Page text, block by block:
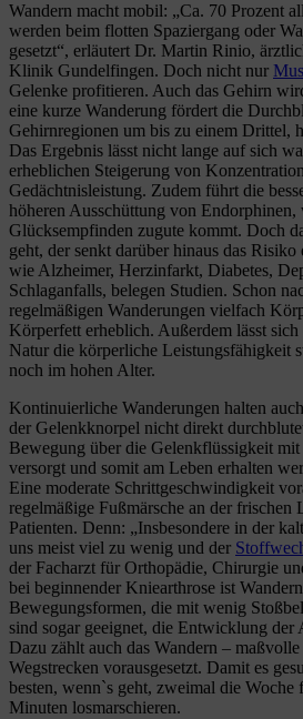
Wandern macht mobil: „Ca. 70 Prozent
werden beim flotten Spaziergang oder
gesetzt“, erläutert Dr. Martin Rinio,
Klinik Gundelfingen. Doch nicht nur
Gelenke profitieren. Auch das Gehirn
eine kurze Wanderung fördert die
Gehirnregionen um bis zu einem Drittel,
Das Ergebnis lässt nicht lange auf sich
erheblichen Steigerung von
Gedächtnisleistung. Zudem führt die
höheren Ausschüttung von Endorphinen,
Glücksempfinden zugute kommt. Doch
geht, der senkt darüber hinaus das
wie Alzheimer, Herzinfarkt, Diabetes,
Schlaganfalls, belegen Studien. Schon
regelmäßigen Wanderungen vielfach
Körperfett erheblich. Außerdem lässt
Natur die körperliche Leistungsfähigkeit
noch im hohen Alter.
Kontinuierliche Wanderungen halten
der Gelenkknorpel nicht direkt
Bewegung über die Gelenkflüssigkeit
versorgt und somit am Leben erhalten
Eine moderate Schrittgeschwindigkeit
regelmäßige Fußmärsche an der
Patienten. Denn: „Insbesondere in der
uns meist viel zu wenig und der
der Facharzt für Orthopädie, Chirurgie
bei beginnender Kniearthrose ist
Bewegungsformen, die mit wenig
sind sogar geeignet, die Entwicklung der
Dazu zählt auch das Wandern –
Wegstrecken vorausgesetzt. Damit es
besten, wenn`s geht, zweimal die Woche
Minuten losmarschieren.